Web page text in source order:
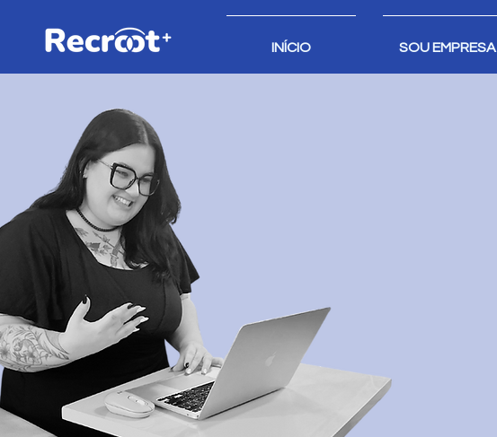
INÍCIO SOU EMPRESA